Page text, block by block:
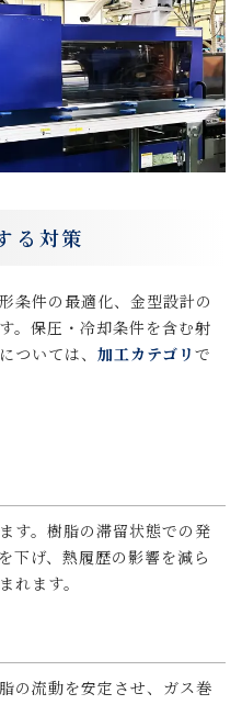
る対策
条件の最適化、金型設計の
。保圧・冷却条件を含む射
ついては、 加工カテゴリで
す。樹脂の滞留状態での発
下げ、熱履歴の影響を減ら
れます。
の流動を安定させ、ガス巻